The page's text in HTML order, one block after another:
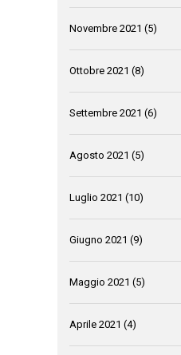
Novembre 2021 (5)
Ottobre 2021 (8)
Settembre 2021 (6)
Agosto 2021 (5)
Luglio 2021 (10)
Giugno 2021 (9)
Maggio 2021 (5)
Aprile 2021 (4)